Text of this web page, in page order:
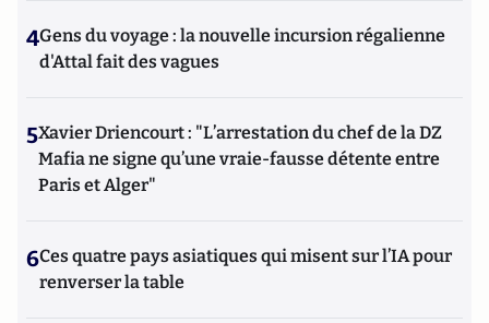
4Gens du voyage : la nouvelle incursion régalienne
d'Attal fait des vagues
5Xavier Driencourt : "L’arrestation du chef de la DZ
Mafia ne signe qu’une vraie-fausse détente entre
Paris et Alger"
6Ces quatre pays asiatiques qui misent sur l’IA pour
renverser la table